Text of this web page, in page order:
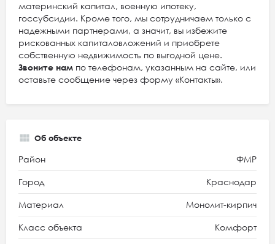
материнский капитал, военную ипотеку,
госсубсидии. Кроме того, мы сотрудничаем только с
надежными партнерами, а значит, вы избежите
рискованных капиталовложений и приобрете
собственную недвижимость по выгодной цене.
Звоните нам по телефонам, указанным на сайте, или
оставьте сообщение через форму «Контакты».
Об объекте
Район ФМР
Город Краснодар
Материал Монолит-кирпич
Класс объекта Комфорт